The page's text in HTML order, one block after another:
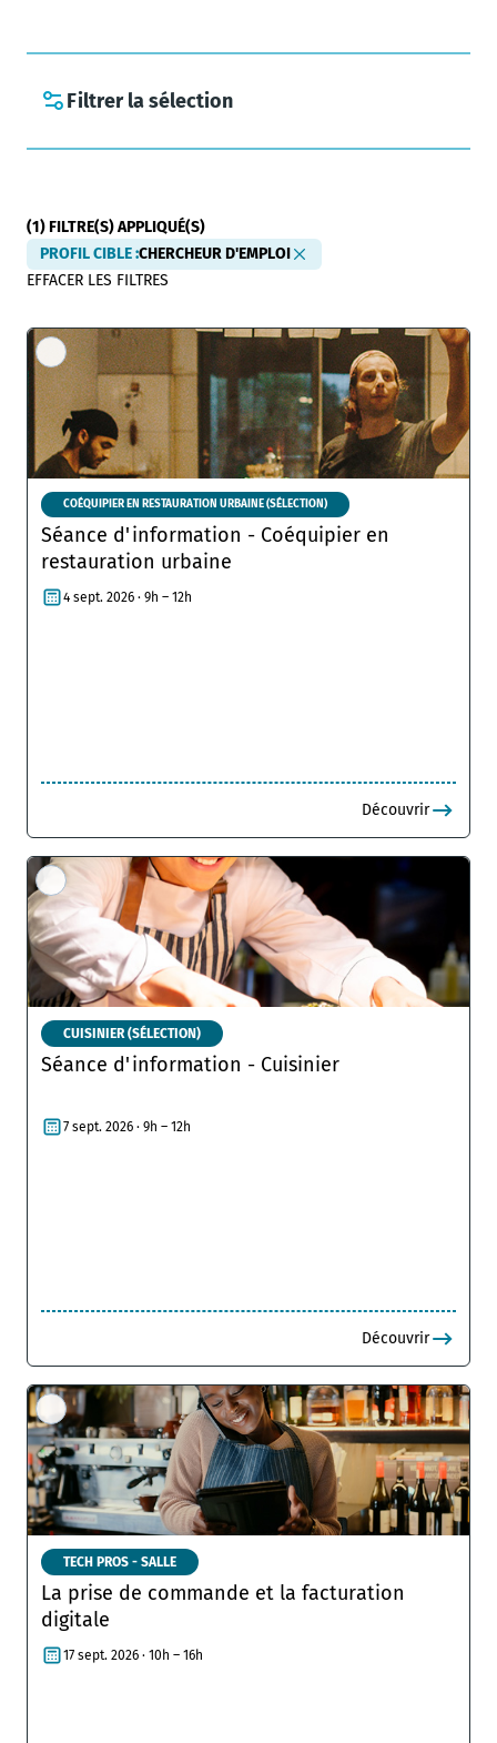
Filtrer la sélection
(1)FILTRE(S) APPLIQUÉ(S)
PROFIL CIBLE:CHERCHEUR D'EMPLOI
EFFACER LES FILTRES
COÉQUIPIER EN RESTAURATION URBAINE (SÉLECTION)
Séance d'information - Coéquipier en
restauration urbaine
4 sept. 2026 · 9h – 12h
Découvrir
CUISINIER (SÉLECTION)
Séance d'information - Cuisinier
7 sept. 2026 · 9h – 12h
Découvrir
TECH PROS - SALLE
La prise de commande et la facturation
digitale
17 sept. 2026 · 10h – 16h